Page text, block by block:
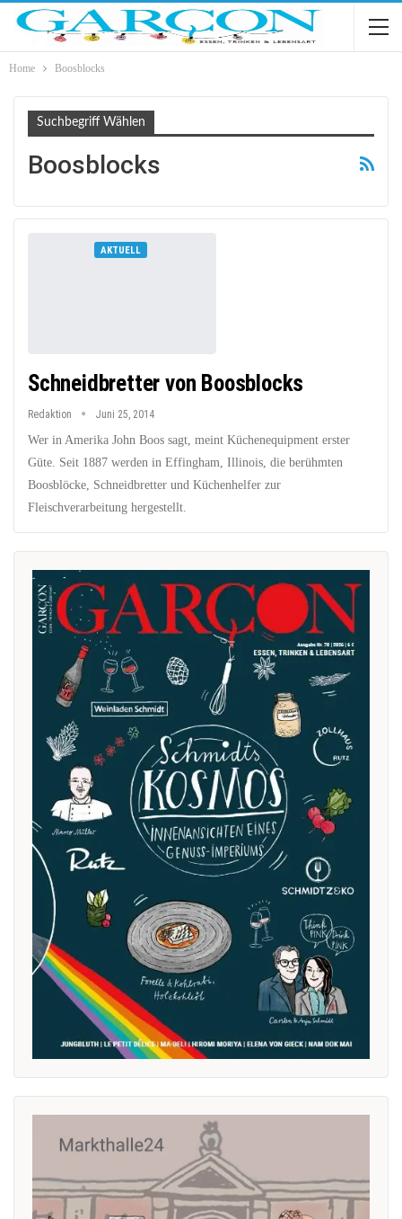
Home Boosblocks
Suchbegriff Wählen
Boosblocks
AKTUELL
Schneidbretter von Boosblocks
Redaktion Juni 25, 2014
Wer in Amerika John Boos sagt, meint Küchenequipment erster
Güte. Seit 1887 werden in Effingham, Illinois, die berühmten
Boosblöcke, Schneidbretter und Küchenhelfer zur
Fleischverarbeitung hergestellt.